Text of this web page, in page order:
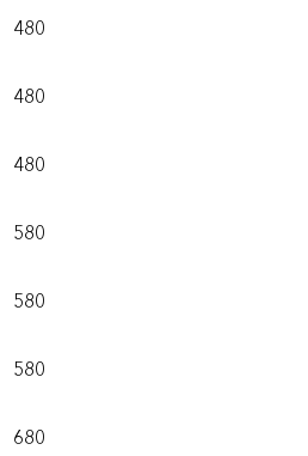
480
480
480
580
580
580
680